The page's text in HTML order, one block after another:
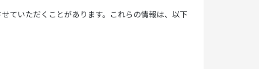
ていただくことがあります。これらの情報は、以下